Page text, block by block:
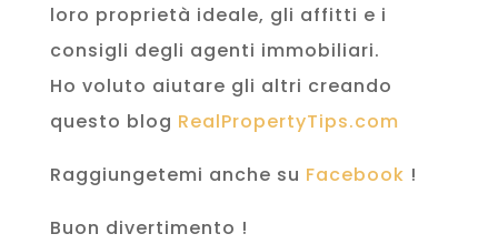
loro proprietà ideale, gli affitti e i
consigli degli agenti immobiliari.
Ho voluto aiutare gli altri creando
questo blog RealPropertyTips.com
Raggiungetemi anche su Facebook !
Buon divertimento !